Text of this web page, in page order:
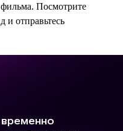
Посмотрите
и отправьтесь